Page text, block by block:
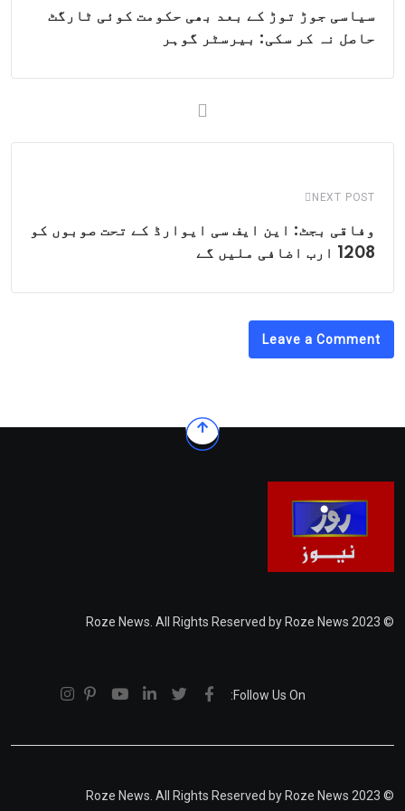
سیاسی جوڑ توڑ کے بعد بھی حکومت کوئی ٹارگٹ
حاصل نہ کر سکی: بیرسٹر گوہر
NEXT POST
وفاقی بجٹ: این ایف سی ایوارڈ کے تحت صوبوں کو
1208 ارب اضافی ملیں گے
Leave a Comment
© 2023 Roze News. All Rights Reserved by Roze News
Follow Us On:
© 2023 Roze News. All Rights Reserved by Roze News